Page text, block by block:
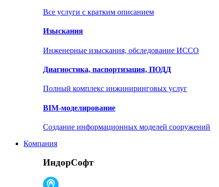
Все услуги с кратким описанием
Изыскания
Инженерные изыскания, обследование ИССО
Диагностика, паспортизация, ПОДД
Полный комплекс инжиниринговых услуг
BIM-моделирование
Создание информационных моделей сооружений
Компания
ИндорСофт